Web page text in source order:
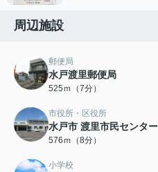
周辺施設
郵便局
水戸渡里郵便局
525ｍ（7分）
市役所・区役所
水戸市 渡里市民センター
576ｍ（8分）
小学校